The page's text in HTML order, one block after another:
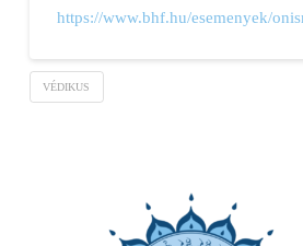
https://www.bhf.hu/esemenyek/
VÉDIKUS